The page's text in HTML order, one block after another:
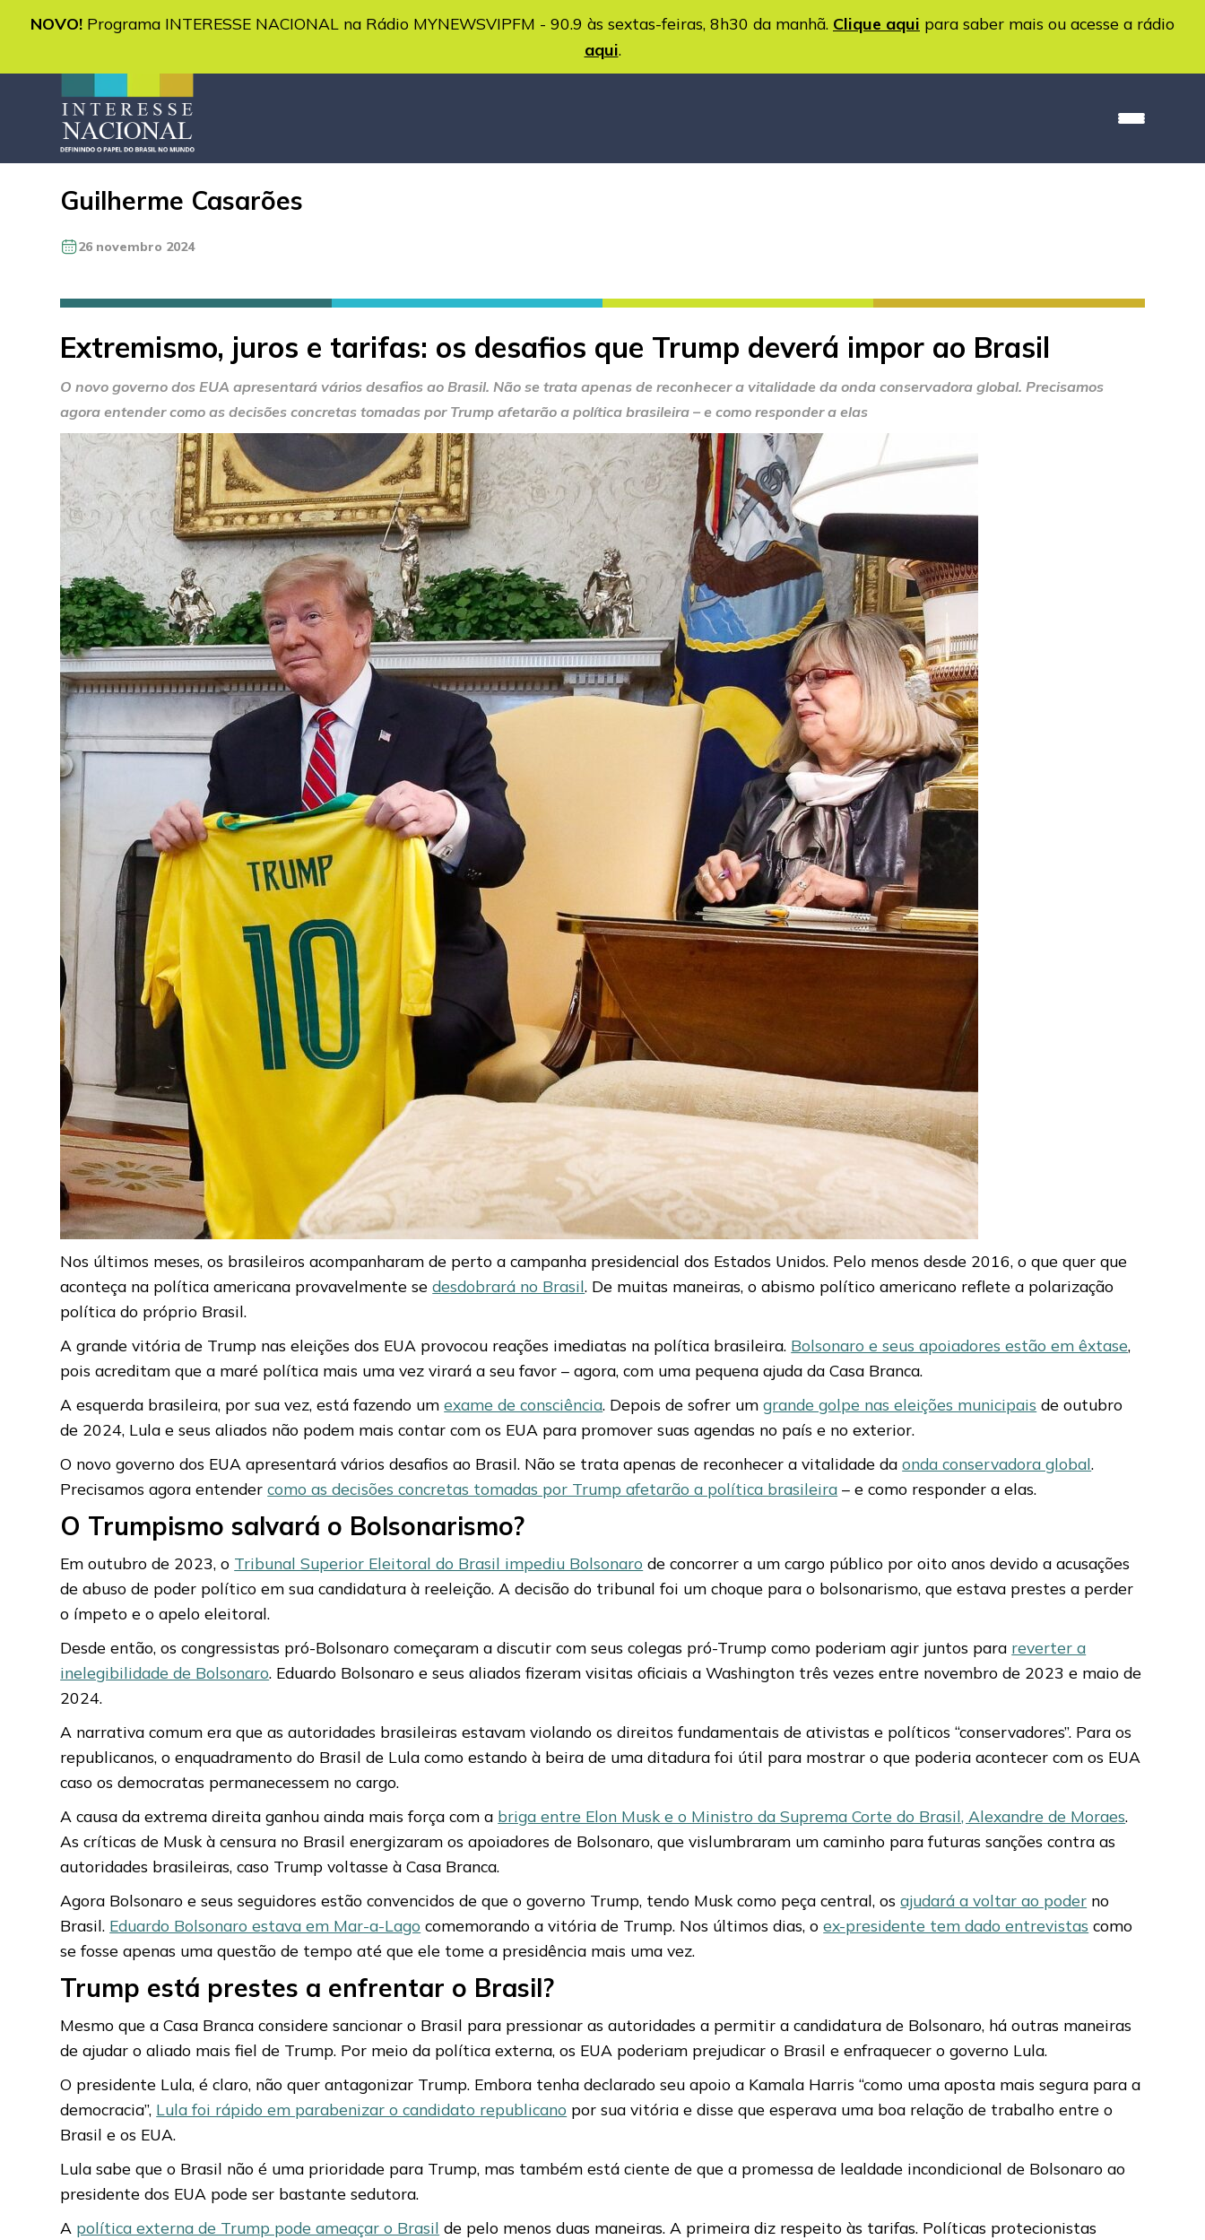
NOVO! Programa INTERESSE NACIONAL na Rádio MYNEWSVIPFM - 90.9 às sextas-feiras, 8h30 da manhã. Clique aqui para saber mais ou acesse a rádio
aqui.
Guilherme Casarões
26 novembro 2024
Extremismo, juros e tarifas: os desafios que Trump deverá impor ao Brasil
O novo governo dos EUA apresentará vários desafios ao Brasil. Não se trata apenas de reconhecer a vitalidade da onda conservadora global. Precisamos
agora entender como as decisões concretas tomadas por Trump afetarão a política brasileira – e como responder a elas
Nos últimos meses, os brasileiros acompanharam de perto a campanha presidencial dos Estados Unidos. Pelo menos desde 2016, o que quer que
aconteça na política americana provavelmente sedesdobrará no Brasil. De muitas maneiras, o abismo político americano reflete a polarização
política do próprio Brasil.
A grande vitória de Trump nas eleições dos EUA provocou reações imediatas na política brasileira. Bolsonaro e seus apoiadores estão em êxtase,
pois acreditam que a maré política mais uma vez virará a seu favor – agora, com uma pequena ajuda da Casa Branca.
A esquerda brasileira, por sua vez, está fazendo umexame de consciência. Depois de sofrer umgrande golpe nas eleições municipais de outubro
de 2024, Lula e seus aliados não podem mais contar com os EUA para promover suas agendas no país e no exterior.
O novo governo dos EUA apresentará vários desafios ao Brasil. Não se trata apenas de reconhecer a vitalidade daonda conservadora global.
Precisamos agora entendercomo as decisões concretas tomadas por Trump afetarão a política brasileira – e como responder a elas.
O Trumpismo salvará o Bolsonarismo?
Em outubro de 2023, o Tribunal Superior Eleitoral do Brasil impediu Bolsonaro de concorrer a um cargo público por oito anos devido a acusações
de abuso de poder político em sua candidatura à reeleição. A decisão do tribunal foi um choque para o bolsonarismo, que estava prestes a perder
o ímpeto e o apelo eleitoral.
Desde então, os congressistas pró-Bolsonaro começaram a discutir com seus colegas pró-Trump como poderiam agir juntos para reverter a
inelegibilidade de Bolsonaro. Eduardo Bolsonaro e seus aliados fizeram visitas oficiais a Washington três vezes entre novembro de 2023 e maio de
2024.
A narrativa comum era que as autoridades brasileiras estavam violando os direitos fundamentais de ativistas e políticos “conservadores”. Para os
republicanos, o enquadramento do Brasil de Lula como estando à beira de uma ditadura foi útil para mostrar o que poderia acontecer com os EUA
caso os democratas permanecessem no cargo.
A causa da extrema direita ganhou ainda mais força com a briga entre Elon Musk e o Ministro da Suprema Corte do Brasil, Alexandre de Moraes.
As críticas de Musk à censura no Brasil energizaram os apoiadores de Bolsonaro, que vislumbraram um caminho para futuras sanções contra as
autoridades brasileiras, caso Trump voltasse à Casa Branca.
Agora Bolsonaro e seus seguidores estão convencidos de que o governo Trump, tendo Musk como peça central, osajudará a voltar ao poder no
Brasil. Eduardo Bolsonaro estava em Mar-a-Lago comemorando a vitória de Trump. Nos últimos dias, oex-presidente tem dado entrevistas como
se fosse apenas uma questão de tempo até que ele tome a presidência mais uma vez.
Trump está prestes a enfrentar o Brasil?
Mesmo que a Casa Branca considere sancionar o Brasil para pressionar as autoridades a permitir a candidatura de Bolsonaro, há outras maneiras
de ajudar o aliado mais fiel de Trump. Por meio da política externa, os EUA poderiam prejudicar o Brasil e enfraquecer o governo Lula.
O presidente Lula, é claro, não quer antagonizar Trump. Embora tenha declarado seu apoio a Kamala Harris “como uma aposta mais segura para a
democracia”, Lula foi rápido em parabenizar o candidato republicano por sua vitória e disse que esperava uma boa relação de trabalho entre o
Brasil e os EUA.
Lula sabe que o Brasil não é uma prioridade para Trump, mas também está ciente de que a promessa de lealdade incondicional de Bolsonaro ao
presidente dos EUA pode ser bastante sedutora.
A política externa de Trump pode ameaçar o Brasil de pelo menos duas maneiras. A primeira diz respeito às tarifas. Políticas protecionistas